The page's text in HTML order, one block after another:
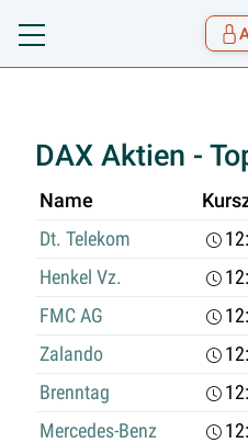
Toggle navigation
DAX Aktien -
Name
Dt. Telekom
Henkel Vz.
FMC AG
Zalando
Brenntag
Mercedes-Benz